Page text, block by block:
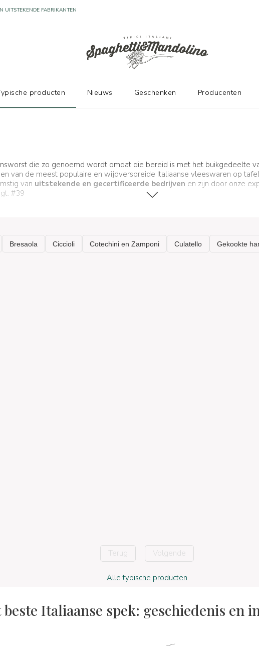
die zo genoemd wordt omdat die bereid is met het buikgedeelte
van de meest populaire en wijdverspreide Italiaanse vleeswaren op
van uitstekende en gecertificeerde bedrijven en zijn door onze
#39
Terug Volgende
Alle typische producten
beste Italiaanse spek: geschiedenis en
UITSTEKENDE FABRIKANTEN
producten Nieuws Geschenken Producenten